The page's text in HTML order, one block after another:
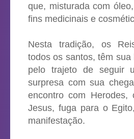
que, misturada com
fins medicinais e
Nesta tradição, os
todos os santos, têm
pelo trajeto de seguir
surpresa com sua
encontro com Herodes,
Jesus, fuga para o
manifestação.